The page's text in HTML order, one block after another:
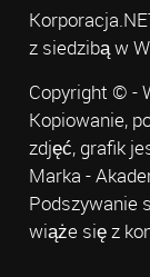
z siedzibą w
Copyright © -
Kopiowanie,
zdjęć, grafik
Marka -
Podszywanie
wiąże się z